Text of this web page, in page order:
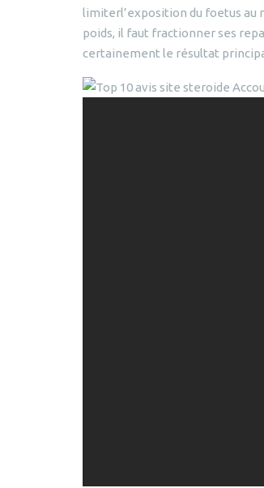
limiterl’exposition du foetus au
poids, il faut fractionner ses
certainement le résultat